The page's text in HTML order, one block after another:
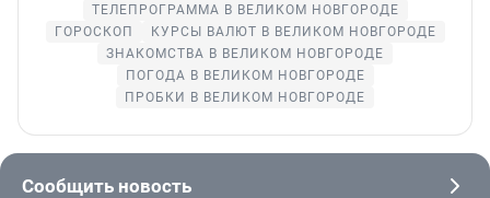
ТЕЛЕПРОГРАММА В ВЕЛИКОМ НОВГОРОДЕ
ГОРОСКОП
КУРСЫ ВАЛЮТ В ВЕЛИКОМ НОВГОРОДЕ
ЗНАКОМСТВА В ВЕЛИКОМ НОВГОРОДЕ
ПОГОДА В ВЕЛИКОМ НОВГОРОДЕ
ПРОБКИ В ВЕЛИКОМ НОВГОРОДЕ
Сообщить новость